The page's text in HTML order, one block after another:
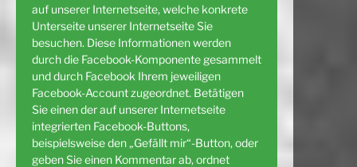
auf unserer Internetseite, welche konkrete
Unterseite unserer Internetseite Sie
besuchen. Diese Informationen werden
durch die Facebook-Komponente gesammelt
und durch Facebook Ihrem jeweiligen
Facebook-Account zugeordnet. Betätigen
Sie einen der auf unserer Internetseite
integrierten Facebook-Buttons,
beispielsweise den „Gefällt mir“-Button, oder
geben Sie einen Kommentar ab, ordnet